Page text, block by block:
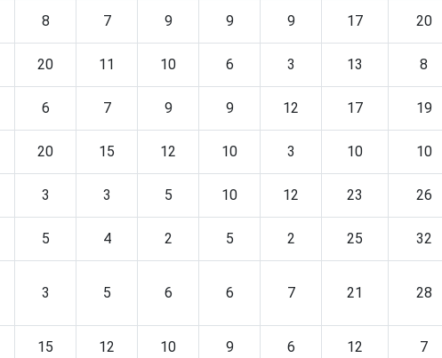
8 7 9 9 9 17 20
20 11 10 6 3 13 8
6 7 9 9 12 17 19
20 15 12 10 3 10 10
3 3 5 10 12 23 26
5 4 2 5 2 25 32
3 5 6 6 7 21 28
15 12 10 9 6 12 7